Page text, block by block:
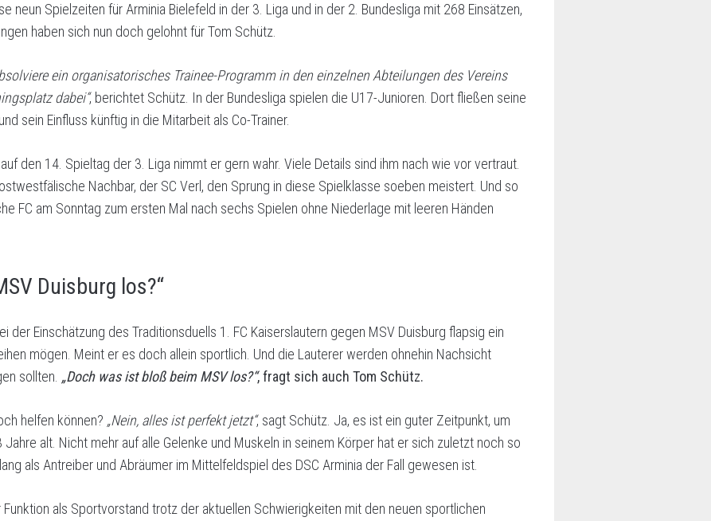
neun Spielzeiten für Arminia Bielefeld in der 3. Liga und in der 2. Bundesliga mit 268 Einsätzen,
haben sich nun doch gelohnt für Tom Schütz.
ein organisatorisches Trainee-Programm in den einzelnen Abteilungen des Vereins
dabei“, berichtet Schütz. In der Bundesliga spielen die U17-Junioren. Dort fließen seine
sein Einfluss künftig in die Mitarbeit als Co-Trainer.
den 14. Spieltag der 3. Liga nimmt er gern wahr. Viele Details sind ihm nach wie vor vertraut.
Nachbar, der SC Verl, den Sprung in diese Spielklasse soeben meistert. Und so
FC am Sonntag zum ersten Mal nach sechs Spielen ohne Niederlage mit leeren Händen
Duisburg los?“
der Einschätzung des Traditionsduells 1. FC Kaiserslautern gegen MSV Duisburg flapsig ein
mögen. Meint er es doch allein sportlich. Und die Lauterer werden ohnehin Nachsicht
sollten. „Doch was ist bloß beim MSV los?“, fragt sich auch Tom Schütz.
helfen können? „Nein, alles ist perfekt jetzt“, sagt Schütz. Ja, es ist ein guter Zeitpunkt, um
alt. Nicht mehr auf alle Gelenke und Muskeln in seinem Körper hat er sich zuletzt noch so
als Antreiber und Abräumer im Mittelfeldspiel des DSC Arminia der Fall gewesen ist.
Funktion als Sportvorstand trotz der aktuellen Schwierigkeiten mit den neuen sportlichen